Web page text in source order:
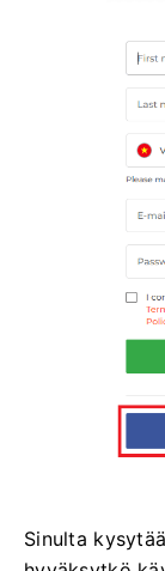
Sinulta